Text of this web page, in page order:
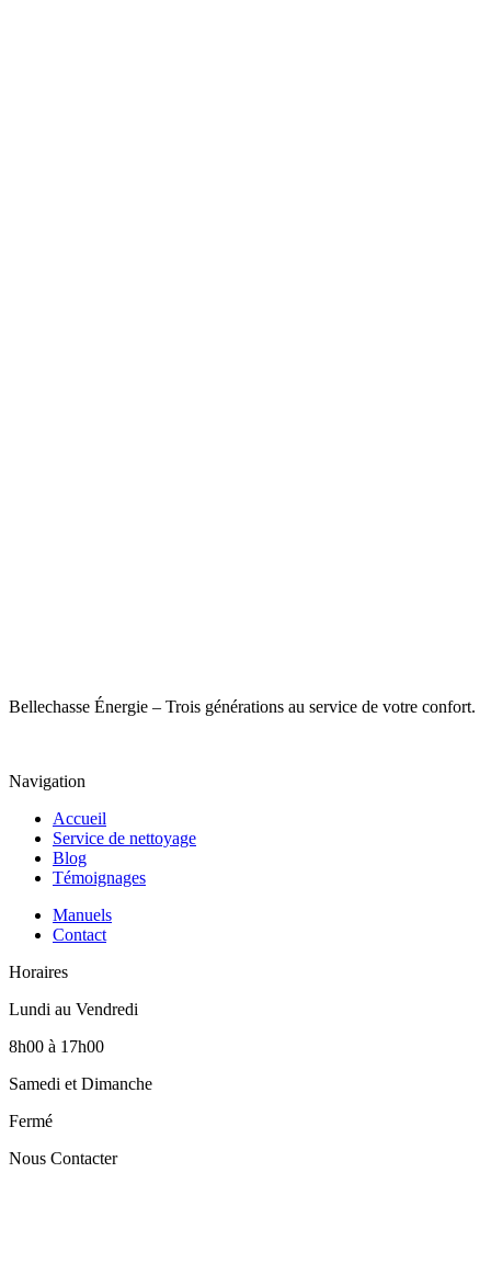
Bellechasse Énergie – Trois générations au service de votre confort.
Navigation
Accueil
Service de nettoyage
Blog
Témoignages
Manuels
Contact
Horaires
Lundi au Vendredi
8h00 à 17h00
Samedi et Dimanche
Fermé
Nous Contacter